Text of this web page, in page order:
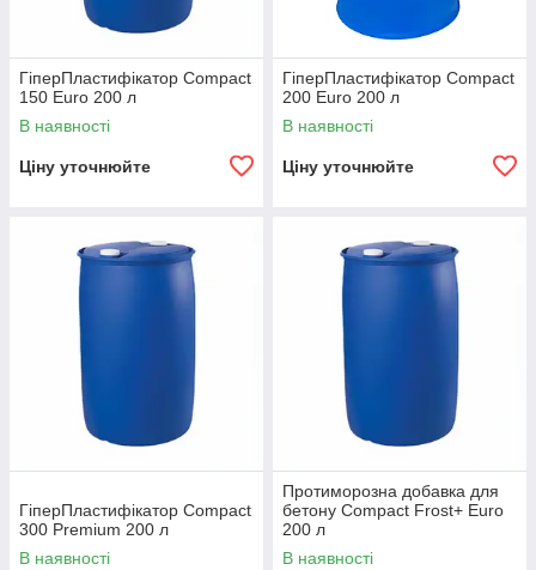
ГіперПластифікатор Compact
150 Euro 200 л
В наявності
Ціну уточнюйте
ГіперПластифікатор Compact
200 Euro 200 л
В наявності
Ціну уточнюйте
ГіперПластифікатор Compact
300 Premium 200 л
В наявності
Протиморозна добавка для
бетону Compact Frost+ Euro
200 л
В наявності